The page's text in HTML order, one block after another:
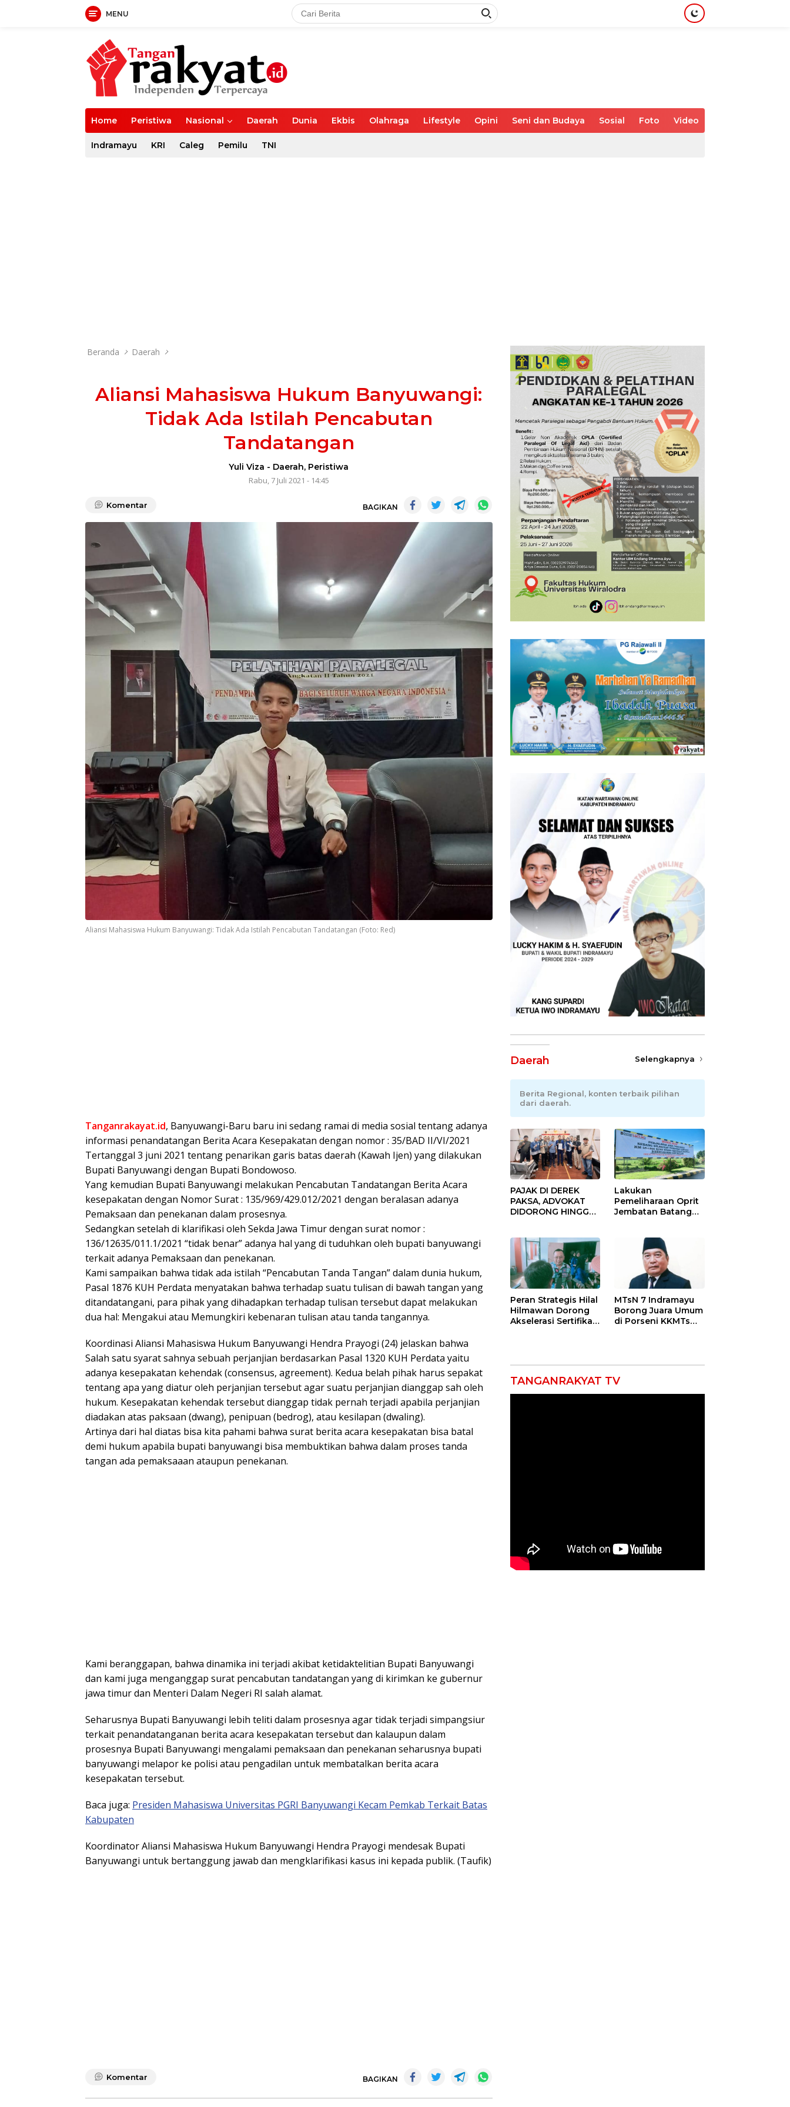
MENU
Home Peristiwa Nasional Daerah Dunia Ekbis Olahraga Lifestyle Opini Seni dan Budaya Sosial Foto Video
Indramayu KRI Caleg Pemilu TNI
Beranda Daerah
Aliansi Mahasiswa Hukum Banyuwangi:
Tidak Ada Istilah Pencabutan
Tandatangan
Yuli Viza - Daerah, Peristiwa
Rabu, 7 Juli 2021 - 14:45
Komentar BAGIKAN
Aliansi Mahasiswa Hukum Banyuwangi: Tidak Ada Istilah Pencabutan Tandatangan (Foto: Red)
Tanganrakayat.id, Banyuwangi-Baru baru ini sedang ramai di media sosial tentang adanya
informasi penandatangan Berita Acara Kesepakatan dengan nomor : 35/BAD II/VI/2021
Tertanggal 3 juni 2021 tentang penarikan garis batas daerah (Kawah Ijen) yang dilakukan
Bupati Banyuwangi dengan Bupati Bondowoso.
Yang kemudian Bupati Banyuwangi melakukan Pencabutan Tandatangan Berita Acara
kesepakatan dengan Nomor Surat : 135/969/429.012/2021 dengan beralasan adanya
Pemaksaan dan penekanan dalam prosesnya.
Sedangkan setelah di klarifikasi oleh Sekda Jawa Timur dengan surat nomor :
136/12635/011.1/2021 “tidak benar” adanya hal yang di tuduhkan oleh bupati banyuwangi
terkait adanya Pemaksaan dan penekanan.
Kami sampaikan bahwa tidak ada istilah “Pencabutan Tanda Tangan” dalam dunia hukum,
Pasal 1876 KUH Perdata menyatakan bahwa terhadap suatu tulisan di bawah tangan yang
ditandatangani, para pihak yang dihadapkan terhadap tulisan tersebut dapat melakukan
dua hal: Mengakui atau Memungkiri kebenaran tulisan atau tanda tangannya.
Koordinasi Aliansi Mahasiswa Hukum Banyuwangi Hendra Prayogi (24) jelaskan bahwa
Salah satu syarat sahnya sebuah perjanjian berdasarkan Pasal 1320 KUH Perdata yaitu
adanya kesepakatan kehendak (consensus, agreement). Kedua belah pihak harus sepakat
tentang apa yang diatur oleh perjanjian tersebut agar suatu perjanjian dianggap sah oleh
hukum. Kesepakatan kehendak tersebut dianggap tidak pernah terjadi apabila perjanjian
diadakan atas paksaan (dwang), penipuan (bedrog), atau kesilapan (dwaling).
Artinya dari hal diatas bisa kita pahami bahwa surat berita acara kesepakatan bisa batal
demi hukum apabila bupati banyuwangi bisa membuktikan bahwa dalam proses tanda
tangan ada pemaksaaan ataupun penekanan.
Kami beranggapan, bahwa dinamika ini terjadi akibat ketidaktelitian Bupati Banyuwangi
dan kami juga menganggap surat pencabutan tandatangan yang di kirimkan ke gubernur
jawa timur dan Menteri Dalam Negeri RI salah alamat.
Seharusnya Bupati Banyuwangi lebih teliti dalam prosesnya agar tidak terjadi simpangsiur
terkait penandatanganan berita acara kesepakatan tersebut dan kalaupun dalam
prosesnya Bupati Banyuwangi mengalami pemaksaan dan penekanan seharusnya bupati
banyuwangi melapor ke polisi atau pengadilan untuk membatalkan berita acara
kesepakatan tersebut.
Baca juga: Presiden Mahasiswa Universitas PGRI Banyuwangi Kecam Pemkab Terkait Batas
Kabupaten
Koordinator Aliansi Mahasiswa Hukum Banyuwangi Hendra Prayogi mendesak Bupati
Banyuwangi untuk bertanggung jawab dan mengklarifikasi kasus ini kepada publik. (Taufik)
Komentar BAGIKAN
Daerah Selengkapnya
Berita Regional, konten terbaik pilihan
dari daerah.
PAJAK DI DEREK
PAKSA, ADVOKAT
DIDORONG HINGGA
Advokat Riau
Ngamuk Kepung
Polresta Pekanbaru!
Lakukan
Pemeliharaan Oprit
Jembatan Batang
Contraflow di KM 55
Tol Binjai–Langsa
Peran Strategis Hilal
Hilmawan Dorong
Akselerasi Sertifikasi
Indramayu
MTsN 7 Indramayu
Borong Juara Umum
di Porseni KKMTs
TANGANRAKYAT TV